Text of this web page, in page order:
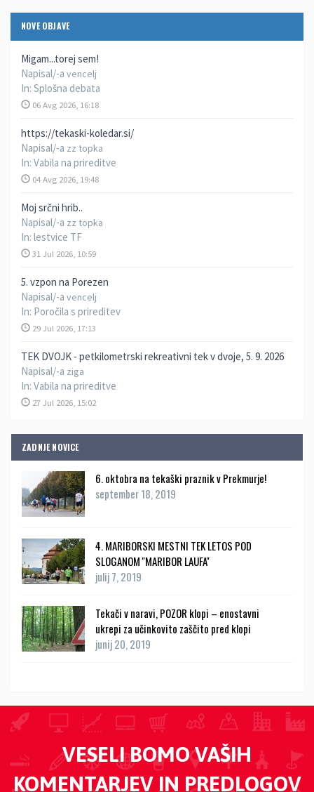
NOVE OBJAVE
Migam...torej sem!
Napisal/-a vencelj
In: Splošna debata
06 Avg 2026, 16:18
https://tekaski-koledar.si/
Napisal/-a zz topka
In: Vabila na prireditve
04 Avg 2026, 19:48
Moj srčni hrib..
Napisal/-a zz topka
In: lestvice TF
31 Jul 2026, 10:59
5. vzpon na Porezen
Napisal/-a vencelj
In: Poročila s prireditev
29 Jul 2026, 17:13
TEK DVOJK - petkilometrski rekreativni tek v dvoje, 5. 9. 2026
Napisal/-a ziga
In: Vabila na prireditve
27 Jul 2026, 15:02
ZADNJE NOVICE
6. oktobra na tekaški praznik v Prekmurje!
september 18, 2019
4. MARIBORSKI MESTNI TEK LETOS POD
SLOGANOM ''MARIBOR LAUFA''
julij 7, 2019
Tekači v naravi, POZOR klopi – enostavni
ukrepi za učinkovito zaščito pred klopi
junij 20, 2019
VESELI BOMO VAŠIH
KOMENTARJEV IN PREDLOGOV